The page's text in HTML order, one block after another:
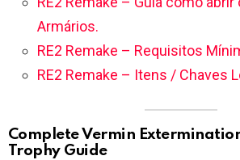
Armários.
RE2 Remake – Requisitos
RE2 Remake – Itens / Chaves
Complete Vermin
Trophy Guide